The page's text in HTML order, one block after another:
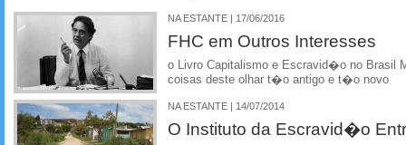
NA ESTANTE | 17/06/2016
FHC em Outros Interesses
o Livro Capitalismo e Escravid�o no Brasil
coisas deste olhar t�o antigo e t�o novo
NA ESTANTE | 14/07/2014
O Instituto da Escravid�o